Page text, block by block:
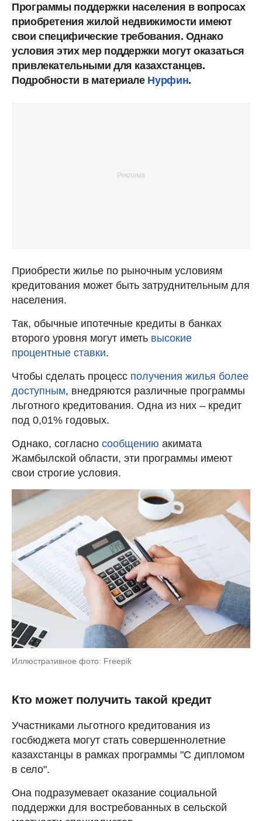
Программы поддержки населения в вопросах
приобретения жилой недвижимости имеют
свои специфические требования. Однако
условия этих мер поддержки могут оказаться
привлекательными для казахстанцев.
Подробности в материале Нурфин.
Приобрести жилье по рыночным условиям
кредитования может быть затруднительным для
населения.
Так, обычные ипотечные кредиты в банках
второго уровня могут иметь высокие
процентные ставки.
Чтобы сделать процесс получения жилья более
доступным, внедряются различные программы
льготного кредитования. Одна из них – кредит
под 0,01% годовых.
Однако, согласно сообщению акимата
Жамбылской области, эти программы имеют
свои строгие условия.
Иллюстративное фото: Freepik
Кто может получить такой кредит
Участниками льготного кредитования из
госбюджета могут стать совершеннолетние
казахстанцы в рамках программы "С дипломом
в село".
Она подразумевает оказание социальной
поддержки для востребованных в сельской